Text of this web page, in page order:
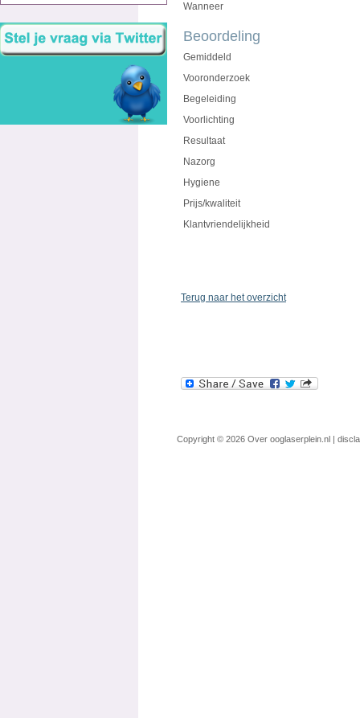
Wanneer
Beoordeling
Gemiddeld
Vooronderzoek
Begeleiding
Voorlichting
Resultaat
Nazorg
Hygiene
Prijs/kwaliteit
Klantvriendelijkheid
Terug naar het overzicht
Copyright © 2026 Over ooglaserplein.nl |